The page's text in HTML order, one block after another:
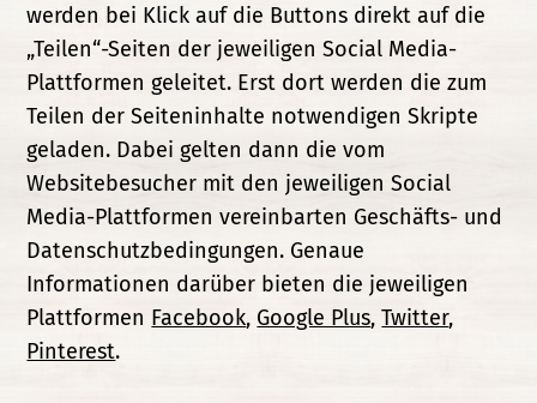
werden bei Klick auf die Buttons direkt auf die
„Teilen“-Seiten der jeweiligen Social Media-
Plattformen geleitet. Erst dort werden die zum
Teilen der Seiteninhalte notwendigen Skripte
geladen. Dabei gelten dann die vom
Websitebesucher mit den jeweiligen Social
Media-Plattformen vereinbarten Geschäfts- und
Datenschutzbedingungen. Genaue
Informationen darüber bieten die jeweiligen
Plattformen Facebook, Google Plus,Twitter,
Pinterest.